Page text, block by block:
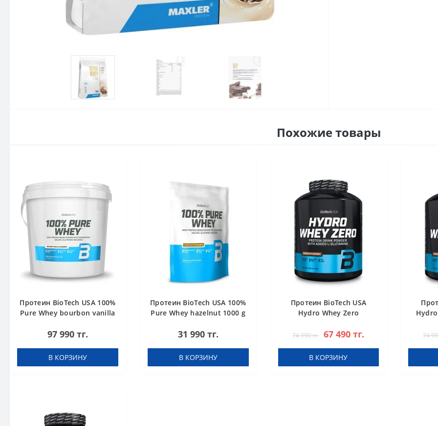
Похожие товары
Протеин BioTech USA 100%
Pure Whey bourbon vanilla
97 990 тг.
В КОРЗИНУ
Протеин BioTech USA 100%
Pure Whey hazelnut 1000 g
31 990 тг.
В КОРЗИНУ
Протеин BioTech USA
Hydro Whey Zero
74 990 тг. 67 490 тг.
В КОРЗИНУ
74